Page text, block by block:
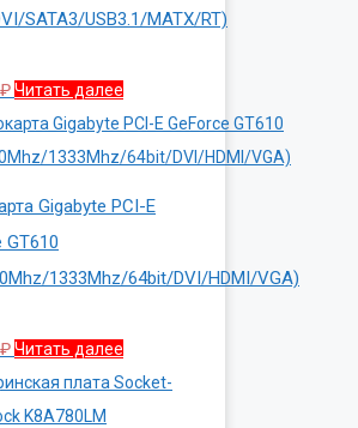
SATA3/USB3.1/MATX/RT)
₽Читать далее
Gigabyte PCI-E
GT610
1333Mhz/64bit/DVI/HDMI/VGA)
₽Читать далее